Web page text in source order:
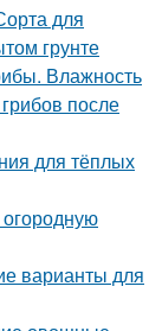
для
грунте
Влажность
после
для тёплых
варианты для